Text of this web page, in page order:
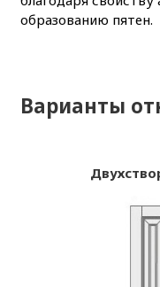
образованию пятен.
Варианты